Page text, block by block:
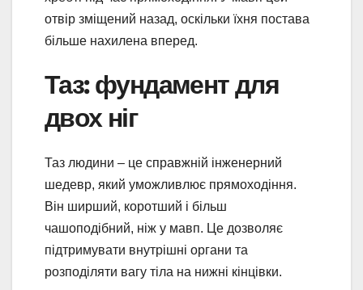
отвір зміщений назад, оскільки їхня постава
більше нахилена вперед.
Таз: фундамент для
двох ніг
Таз людини – це справжній інженерний
шедевр, який уможливлює прямоходіння.
Він ширший, коротший і більш
чашоподібний, ніж у мавп. Це дозволяє
підтримувати внутрішні органи та
розподіляти вагу тіла на нижні кінцівки.